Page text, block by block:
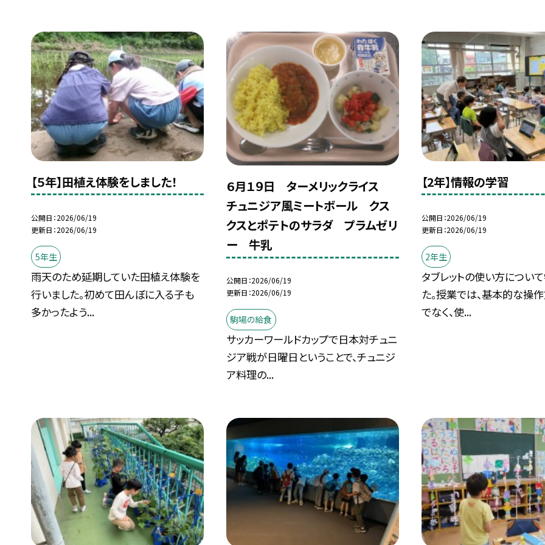
【５年】田植え体験をしました！
公開日 2026/06/19
更新日 2026/06/19
5年生
雨天のため延期していた田植え体験を
行いました。初めて田んぼに入る子も
多かったよう...
６月１９日 ターメリックライス
チュニジア風ミートボール クス
クスとポテトのサラダ プラムゼリ
ー 牛乳
公開日 2026/06/19
更新日 2026/06/19
駒場の給食
サッカーワールドカップで日本対チュニ
ジア戦が日曜日ということで、チュニジ
ア料理の...
【2年】情報の学習
公開日 2026/06/19
更新日 2026/06/19
2年生
タブレットの使い方につい
た。授業では、基本的な操
でなく、使...